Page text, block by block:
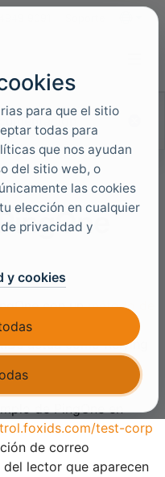
Idiomas
con unmétodo de
es un proveedor de
actúa como Relying
de PingOne en
test-corp
de correo
lector que aparecen
para que el sitio
todas para
que nos ayudan
del sitio web, o
las cookies
elección en cualquier
privacidad y
y cookies